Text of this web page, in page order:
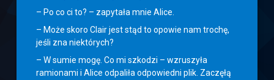
– Po co ci to? – zapytała mnie Alice.
– Może skoro Clair jest stąd to opowie nam trochę,
jeśli zna niektórych?
– W sumie mogę. Co mi szkodzi – wzruszyła
ramionami i Alice odpaliła odpowiedni plik. Zaczęłą